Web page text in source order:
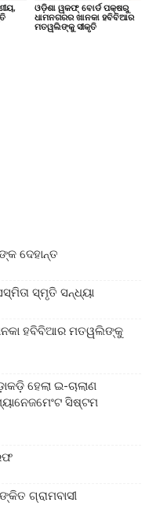
ଓଡ଼ିଶା ୱକଫ୍ ବୋର୍ଡ ପକ୍ଷରୁ
ଧାମନଗରର ଖାନକା ହବିବିଆର
ମତୱଲିଙ୍କୁ ସୀକୃତି
ଦେହାନ୍ତ
ସ୍ମୃତି ସନ୍ଧ୍ୟା
ହବିବିଆର ମତୱଲିଙ୍କୁ
ହେଲା ଇ-ଚାଲାଣ
ସିଷ୍ଟମ
ଗ୍ରାମବାସୀ